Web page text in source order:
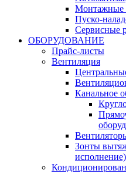
Монтажные
Пуско-
Сервисные
ОБОРУДОВАНИЕ
Прайс-листы
Вентиляция
Канальное
Зонты
исполнение)